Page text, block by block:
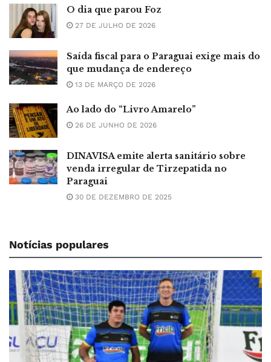
O dia que parou Foz
27 DE JULHO DE 2026
Saída fiscal para o Paraguai exige mais do
que mudança de endereço
13 DE MARÇO DE 2026
Ao lado do “Livro Amarelo”
26 DE JUNHO DE 2026
DINAVISA emite alerta sanitário sobre
venda irregular de Tirzepatida no
Paraguai
30 DE DEZEMBRO DE 2025
Notícias populares